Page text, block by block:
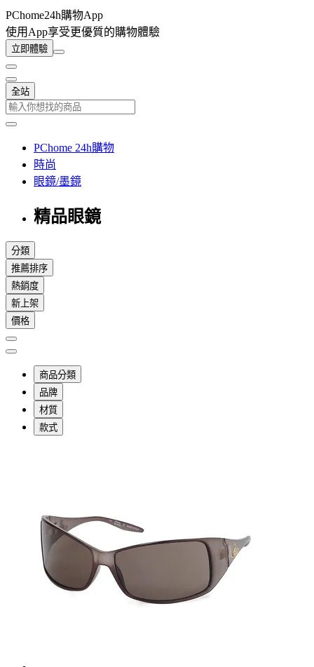
PChome24h購物App
使用App享受更優質的購物體驗
立即體驗
全站
PChome 24h購物
時尚
眼鏡/墨鏡
精品眼鏡
分類
推薦排序
熱銷度
新上架
價格
商品分類
品牌
材質
款式